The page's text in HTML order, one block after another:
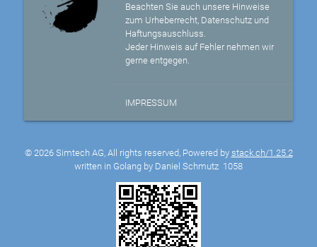
Beachten Sie auch unsere Hinweise
zum Urheberrecht, Datenschutz und
Haftungsauschluss.
Jeder Hinweis auf Fehler nehmen wir
gerne entgegen.
IMPRESSUM
© 2026 Simtech AG, All rights reserved, Powered by stack.ch/1.25.2
written in Golang by Daniel Schmutz 1058